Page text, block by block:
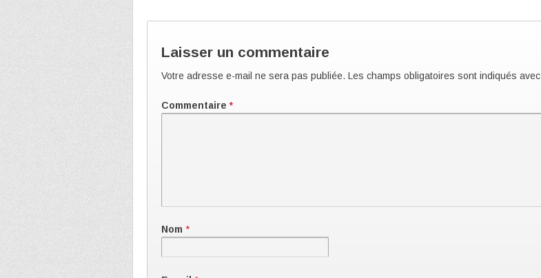
Laisser un commentaire
Votre adresse e-mail ne sera pas publiée. Les champs obligatoires sont indiqués avec
Commentaire *
Nom *